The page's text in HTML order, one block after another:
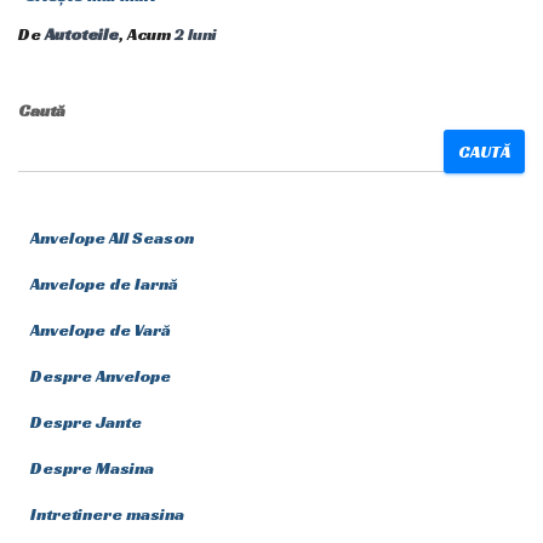
DeAutoteile, Acum2 luni
Caută
CAUTĂ
Anvelope All Season
Anvelope de Iarnă
Anvelope de Vară
Despre Anvelope
Despre Jante
Despre Masina
Intretinere masina